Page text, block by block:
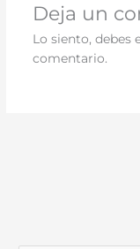
Deja un
Lo siento, debes
comentario.